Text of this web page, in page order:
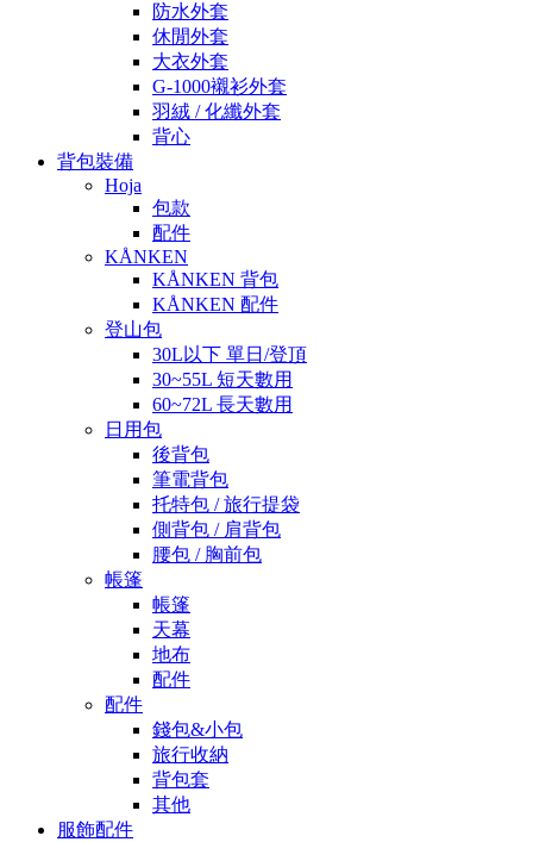
防水外套
休閒外套
大衣外套
G-1000襯衫外套
羽絨 / 化纖外套
背心
背包裝備
Hoja
包款
配件
KÅNKEN
KÅNKEN 背包
KÅNKEN 配件
登山包
30L以下 單日/登頂
30~55L 短天數用
60~72L 長天數用
日用包
後背包
筆電背包
托特包 / 旅行提袋
側背包 / 肩背包
腰包 / 胸前包
帳篷
帳篷
天幕
地布
配件
配件
錢包&小包
旅行收納
背包套
其他
服飾配件